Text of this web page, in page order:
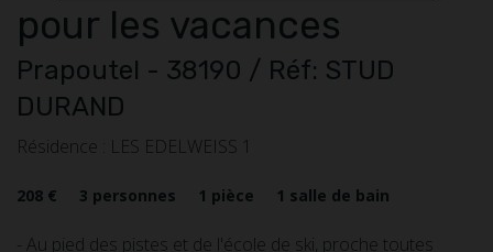
pour les vacances
Prapoutel - 38190 / Réf: STUD
DURAND
Résidence : LES EDELWEISS 1
208 € 3 personnes 1 pièce 1 salle de bain
- Au pied des pistes et de l'école de ski, proche toutes